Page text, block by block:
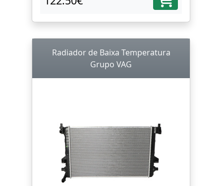
Radiador de Baixa Temperatura
Grupo VAG